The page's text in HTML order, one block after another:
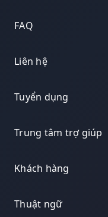
FAQ
Liên hệ
Tuyển dụng
Trung tâm trợ giúp
Khách hàng
Thuật ngữ